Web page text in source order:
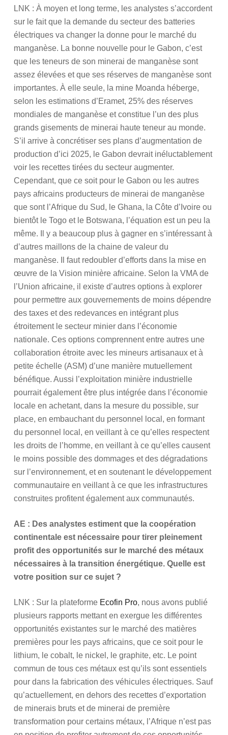
LNK : À moyen et long terme, les analystes s’accordent
sur le fait que la demande du secteur des batteries
électriques va changer la donne pour le marché du
manganèse. La bonne nouvelle pour le Gabon, c’est
que les teneurs de son minerai de manganèse sont
assez élevées et que ses réserves de manganèse sont
importantes. À elle seule, la mine Moanda héberge,
selon les estimations d’Eramet, 25% des réserves
mondiales de manganèse et constitue l’un des plus
grands gisements de minerai haute teneur au monde.
S’il arrive à concrétiser ses plans d’augmentation de
production d’ici 2025, le Gabon devrait inéluctablement
voir les recettes tirées du secteur augmenter.
Cependant, que ce soit pour le Gabon ou les autres
pays africains producteurs de minerai de manganèse
que sont l’Afrique du Sud, le Ghana, la Côte d’Ivoire ou
bientôt le Togo et le Botswana, l’équation est un peu la
même. Il y a beaucoup plus à gagner en s’intéressant à
d’autres maillons de la chaine de valeur du
manganèse. Il faut redoubler d’efforts dans la mise en
œuvre de la Vision minière africaine. Selon la VMA de
l’Union africaine, il existe d’autres options à explorer
pour permettre aux gouvernements de moins dépendre
des taxes et des redevances en intégrant plus
étroitement le secteur minier dans l’économie
nationale. Ces options comprennent entre autres une
collaboration étroite avec les mineurs artisanaux et à
petite échelle (ASM) d’une manière mutuellement
bénéfique. Aussi l’exploitation minière industrielle
pourrait également être plus intégrée dans l’économie
locale en achetant, dans la mesure du possible, sur
place, en embauchant du personnel local, en formant
du personnel local, en veillant à ce qu’elles respectent
les droits de l’homme, en veillant à ce qu’elles causent
le moins possible des dommages et des dégradations
sur l’environnement, et en soutenant le développement
communautaire en veillant à ce que les infrastructures
construites profitent également aux communautés.
AE : Des analystes estiment que la coopération
continentale est nécessaire pour tirer pleinement
profit des opportunités sur le marché des métaux
nécessaires à la transition énergétique. Quelle est
votre position sur ce sujet ?
LNK : Sur la plateforme Ecofin Pro, nous avons publié
plusieurs rapports mettant en exergue les différentes
opportunités existantes sur le marché des matières
premières pour les pays africains, que ce soit pour le
lithium, le cobalt, le nickel, le graphite, etc. Le point
commun de tous ces métaux est qu’ils sont essentiels
pour dans la fabrication des véhicules électriques. Sauf
qu’actuellement, en dehors des recettes d’exportation
de minerais bruts et de minerai de première
transformation pour certains métaux, l’Afrique n’est pas